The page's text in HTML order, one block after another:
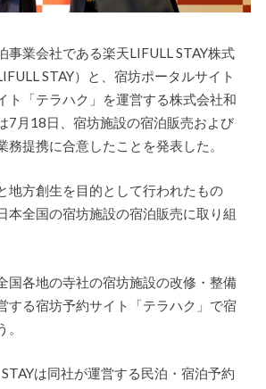
事業会社である楽天LIFULL STAY株式
STAY）と、宿坊ポータルサイト
ト「テラハク」を運営する株式会社和
7月18日、宿坊施設の宿泊販売および
務提携に合意したことを発表した。
地方創生を目的として行われたもの
本全国の宿坊施設の宿泊販売に取り組
国各地の寺社の宿坊施設の改修・整備
する宿坊予約サイト「テラハク」で宿
は同社が運営する民泊・宿泊予約